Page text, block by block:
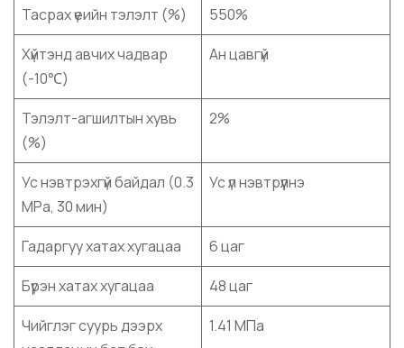
Тасрах үеийн тэлэлт (%)
550%
Хүйтэнд авчих чадвар
(-10℃)
Ан цавгүй
Тэлэлт-агшилтын хувь
(%)
2%
Ус нэвтрэхгүй байдал (0.3
MPa, 30 мин)
Ус үл нэвтрүүлнэ
Гадаргуу хатах хугацаа
6 цаг
Бүрэн хатах хугацаа
48 цаг
Чийглэг суурь дээрх
1.41 МПа